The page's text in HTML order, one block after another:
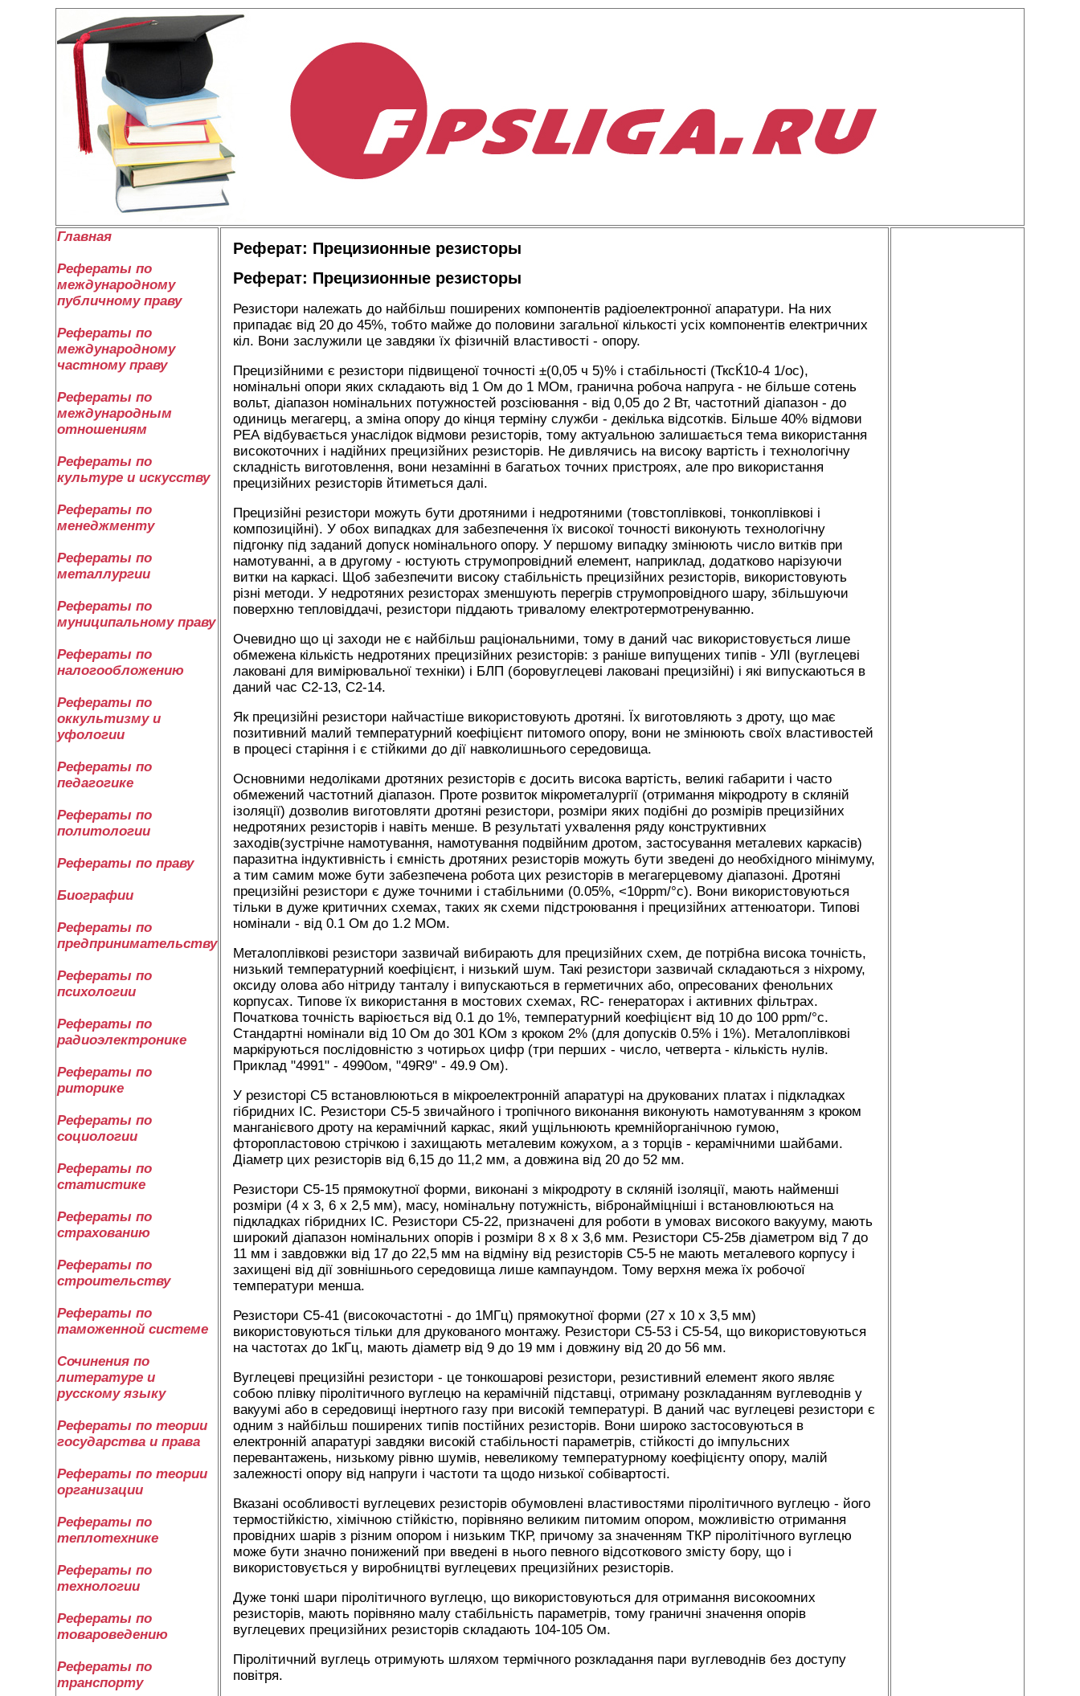
Главная
Рефераты по
международному
публичному праву
Рефераты по
международному
частному праву
Рефераты по
международным
отношениям
Рефераты по
культуре и искусству
Рефераты по
менеджменту
Рефераты по
металлургии
Рефераты по
муниципальному праву
Рефераты по
налогообложению
Рефераты по
оккультизму и
уфологии
Рефераты по
педагогике
Рефераты по
политологии
Рефераты по праву
Биографии
Рефераты по
предпринимательству
Рефераты по
психологии
Рефераты по
радиоэлектронике
Рефераты по
риторике
Рефераты по
социологии
Рефераты по
статистике
Рефераты по
страхованию
Рефераты по
строительству
Рефераты по
таможенной системе
Сочинения по
литературе и
русскому языку
Рефераты по теории
государства и права
Рефераты по теории
организации
Рефераты по
теплотехнике
Рефераты по
технологии
Рефераты по
товароведению
Рефераты по
транспорту
Реферат: Прецизионные резисторы
Реферат: Прецизионные резисторы
Резистори належать до найбільш поширених компонентів радіоелектронної апаратури. На них
припадає від 20 до 45%, тобто майже до половини загальної кількості усіх компонентів електричних
кіл. Вони заслужили це завдяки їх фізичній властивості - опору.
Прецизійними є резистори підвищеної точності ±(0,05 ч 5)% і стабільності (ТксЌ10-4 1/ос),
номінальні опори яких складають від 1 Ом до 1 МОм, гранична робоча напруга - не більше сотень
вольт, діапазон номінальних потужностей розсіювання - від 0,05 до 2 Вт, частотний діапазон - до
одиниць мегагерц, а зміна опору до кінця терміну служби - декілька відсотків. Більше 40% відмови
РЕА відбувається унаслідок відмови резисторів, тому актуальною залишається тема використання
високоточних і надійних прецизійних резисторів. Не дивлячись на високу вартість і технологічну
складність виготовлення, вони незамінні в багатьох точних пристроях, але про використання
прецизійних резисторів йтиметься далі.
Прецизійні резистори можуть бути дротяними і недротяними (товстоплівкові, тонкоплівкові і
композиційні). У обох випадках для забезпечення їх високої точності виконують технологічну
підгонку під заданий допуск номінального опору. У першому випадку змінюють число витків при
намотуванні, а в другому - юстують струмопровідний елемент, наприклад, додатково нарізуючи
витки на каркасі. Щоб забезпечити високу стабільність прецизійних резисторів, використовують
різні методи. У недротяних резисторах зменшують перегрів струмопровідного шару, збільшуючи
поверхню тепловіддачі, резистори піддають тривалому електротермотренуванню.
Очевидно що ці заходи не є найбільш раціональними, тому в даний час використовується лише
обмежена кількість недротяних прецизійних резисторів: з раніше випущених типів - УЛІ (вуглецеві
лаковані для вимірювальної техніки) і БЛП (боровуглецеві лаковані прецизійні) і які випускаються в
даний час С2-13, С2-14.
Як прецизійні резистори найчастіше використовують дротяні. Їх виготовляють з дроту, що має
позитивний малий температурний коефіцієнт питомого опору, вони не змінюють своїх властивостей
в процесі старіння і є стійкими до дії навколишнього середовища.
Основними недоліками дротяних резисторів є досить висока вартість, великі габарити і часто
обмежений частотний діапазон. Проте розвиток мікрометалургії (отримання мікродроту в скляній
ізоляції) дозволив виготовляти дротяні резистори, розміри яких подібні до розмірів прецизійних
недротяних резисторів і навіть менше. В результаті ухвалення ряду конструктивних
заходів(зустрічне намотування, намотування подвійним дротом, застосування металевих каркасів)
паразитна індуктивність і ємність дротяних резисторів можуть бути зведені до необхідного мінімуму,
а тим самим може бути забезпечена робота цих резисторів в мегагерцевому діапазоні. Дротяні
прецизійні резистори є дуже точними і стабільними (0.05%, <10ppm/°c). Вони використовуються
тільки в дуже критичних схемах, таких як схеми підстроювання і прецизійних аттенюатори. Типові
номінали - від 0.1 Ом до 1.2 МОм.
Металоплівкові резистори зазвичай вибирають для прецизійних схем, де потрібна висока точність,
низький температурний коефіцієнт, і низький шум. Такі резистори зазвичай складаються з ніхрому,
оксиду олова або нітриду танталу і випускаються в герметичних або, опресованих фенольних
корпусах. Типове їх використання в мостових схемах, RC- генераторах і активних фільтрах.
Початкова точність варіюється від 0.1 до 1%, температурний коефіцієнт від 10 до 100 ppm/°c.
Стандартні номінали від 10 Ом до 301 КОм з кроком 2% (для допусків 0.5% і 1%). Металоплівкові
маркіруються послідовністю з чотирьох цифр (три перших - число, четверта - кількість нулів.
Приклад "4991" - 4990ом, "49R9" - 49.9 Ом).
У резисторі С5 встановлюються в мікроелектронній апаратурі на друкованих платах і підкладках
гібридних ІС. Резистори С5-5 звичайного і тропічного виконання виконують намотуванням з кроком
манганієвого дроту на керамічний каркас, який ущільнюють кремнійорганічною гумою,
фторопластовою стрічкою і захищають металевим кожухом, а з торців - керамічними шайбами.
Діаметр цих резисторів від 6,15 до 11,2 мм, а довжина від 20 до 52 мм.
Резистори С5-15 прямокутної форми, виконані з мікродроту в скляній ізоляції, мають найменші
розміри (4 х 3, 6 х 2,5 мм), масу, номінальну потужність, вібронайміцніші і встановлюються на
підкладках гібридних ІС. Резистори С5-22, призначені для роботи в умовах високого вакууму, мають
широкий діапазон номінальних опорів і розміри 8 х 8 х 3,6 мм. Резистори С5-25в діаметром від 7 до
11 мм і завдовжки від 17 до 22,5 мм на відміну від резисторів С5-5 не мають металевого корпусу і
захищені від дії зовнішнього середовища лише кампаундом. Тому верхня межа їх робочої
температури менша.
Резистори С5-41 (високочастотні - до 1МГц) прямокутної форми (27 х 10 х 3,5 мм)
використовуються тільки для друкованого монтажу. Резистори С5-53 і С5-54, що використовуються
на частотах до 1кГц, мають діаметр від 9 до 19 мм і довжину від 20 до 56 мм.
Вуглецеві прецизійні резистори - це тонкошарові резистори, резистивний елемент якого являє
собою плівку піролітичного вуглецю на керамічній підставці, отриману розкладанням вуглеводнів у
вакуумі або в середовищі інертного газу при високій температурі. В даний час вуглецеві резистори є
одним з найбільш поширених типів постійних резисторів. Вони широко застосовуються в
електронній апаратурі завдяки високій стабільності параметрів, стійкості до імпульсних
перевантажень, низькому рівню шумів, невеликому температурному коефіцієнту опору, малій
залежності опору від напруги і частоти та щодо низької собівартості.
Вказані особливості вуглецевих резисторів обумовлені властивостями піролітичного вуглецю - його
термостійкістю, хімічною стійкістю, порівняно великим питомим опором, можливістю отримання
провідних шарів з різним опором і низьким ТКР, причому за значенням ТКР піролітічного вуглецю
може бути значно понижений при введені в нього певного відсоткового змісту бору, що і
використовується у виробництві вуглецевих прецизійних резисторів.
Дуже тонкі шари піролітичного вуглецю, що використовуються для отримання високоомних
резисторів, мають порівняно малу стабільність параметрів, тому граничні значення опорів
вуглецевих прецизійних резисторів складають 104-105 Ом.
Піролітичний вуглець отримують шляхом термічного розкладання пари вуглеводнів без доступу
повітря.